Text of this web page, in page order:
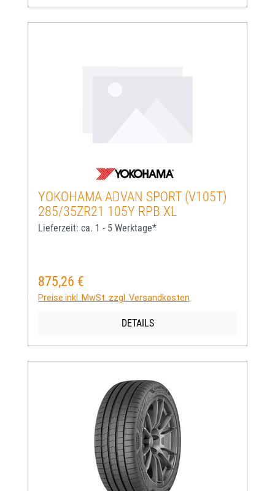
YOKOHAMA ADVAN SPORT (V105T)
285/35ZR21 105Y RPB XL
Lieferzeit: ca. 1 - 5 Werktage*
Regulärer Preis:
875,26 €
Preise inkl. MwSt. zzgl. Versandkosten
DETAILS